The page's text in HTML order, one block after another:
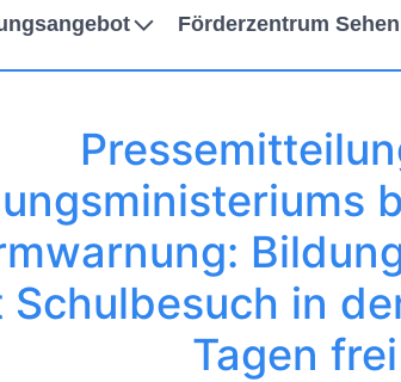
Förderzentrum Sehen
Schulbesuch in
Tagen frei